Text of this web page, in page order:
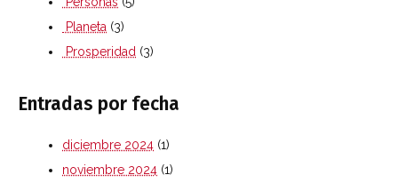
Planeta (3)
Prosperidad (3)
Entradas por fecha
diciembre 2024 (1)
noviembre 2024 (1)